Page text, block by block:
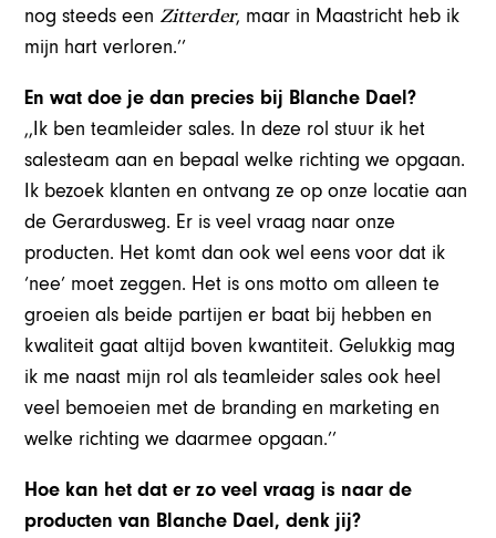
nog steeds een Zitterder, maar in Maastricht heb ik
mijn hart verloren.’’
En wat doe je dan precies bij Blanche Dael?
,,Ik ben teamleider sales. In deze rol stuur ik het
salesteam aan en bepaal welke richting we opgaan.
Ik bezoek klanten en ontvang ze op onze locatie aan
de Gerardusweg. Er is veel vraag naar onze
producten. Het komt dan ook wel eens voor dat ik
‘nee’ moet zeggen. Het is ons motto om alleen te
groeien als beide partijen er baat bij hebben en
kwaliteit gaat altijd boven kwantiteit. Gelukkig mag
ik me naast mijn rol als teamleider sales ook heel
veel bemoeien met de branding en marketing en
welke richting we daarmee opgaan.’’
Hoe kan het dat er zo veel vraag is naar de
producten van Blanche Dael, denk jij?